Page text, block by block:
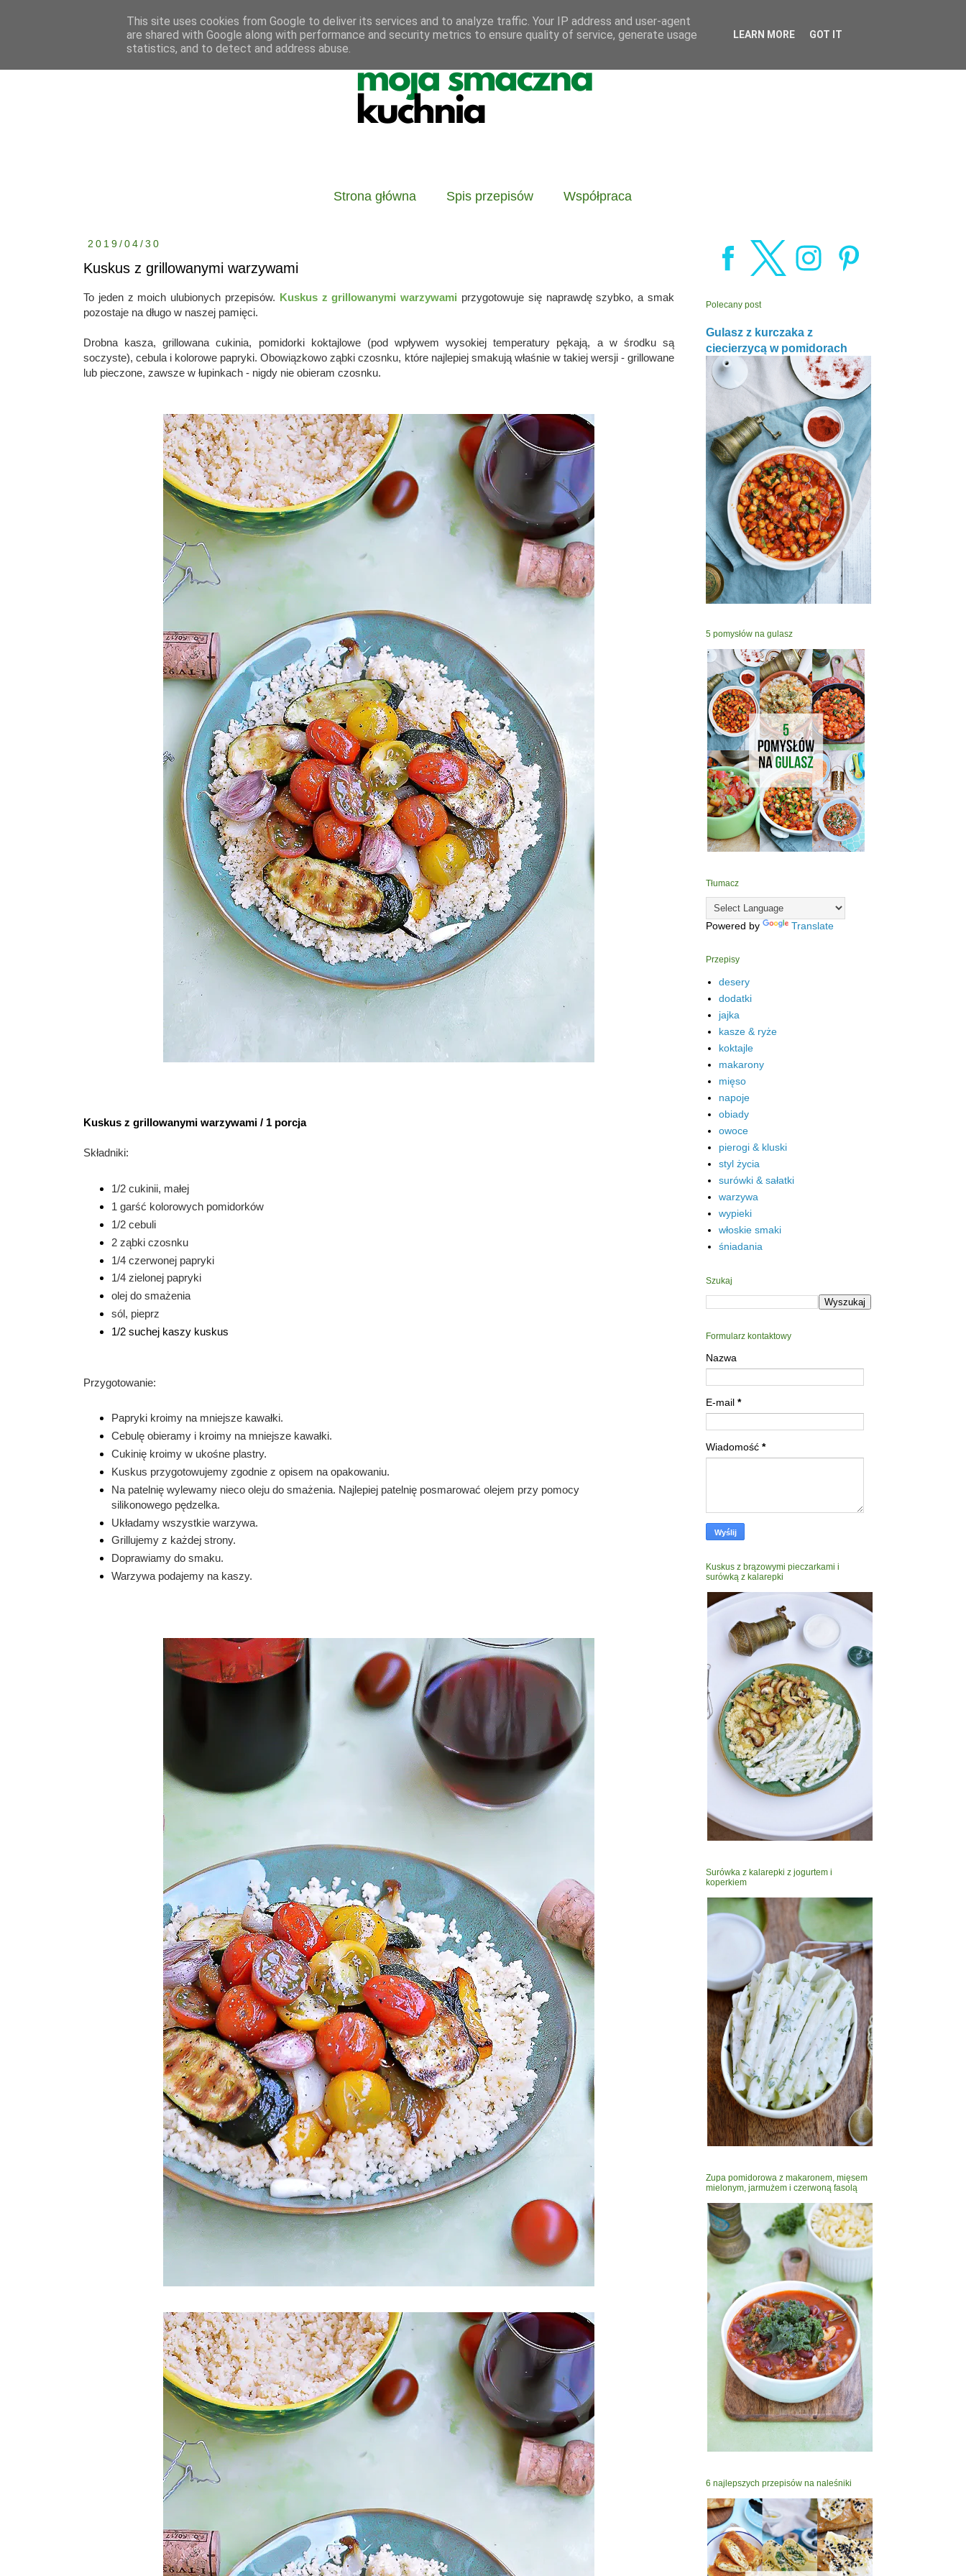
Strona główna Spis przepisów Współpraca
2019/04/30
Kuskus z grillowanymi warzywami
To jeden z moich ulubionych przepisów. Kuskus z grillowanymi warzywami przygotowuje się naprawdę szybko, a smak
pozostaje na długo w naszej pamięci.
Drobna kasza, grillowana cukinia, pomidorki koktajlowe (pod wpływem wysokiej temperatury pękają, a w środku są
soczyste), cebula i kolorowe papryki. Obowiązkowo ząbki czosnku, które najlepiej smakują właśnie w takiej wersji - grillowane
lub pieczone, zawsze w łupinkach - nigdy nie obieram czosnku.
Kuskus z grillowanymi warzywami / 1 porcja
Składniki:
1/2 cukinii, małej
1 garść kolorowych pomidorków
1/2 cebuli
2 ząbki czosnku
1/4 czerwonej papryki
1/4 zielonej papryki
olej do smażenia
sól, pieprz
1/2 suchej kaszy kuskus
Przygotowanie:
Papryki kroimy na mniejsze kawałki.
Cebulę obieramy i kroimy na mniejsze kawałki.
Cukinię kroimy w ukośne plastry.
Kuskus przygotowujemy zgodnie z opisem na opakowaniu.
Na patelnię wylewamy nieco oleju do smażenia. Najlepiej patelnię posmarować olejem przy pomocy
silikonowego pędzelka.
Układamy wszystkie warzywa.
Grillujemy z każdej strony.
Doprawiamy do smaku.
Warzywa podajemy na kaszy.
Polecany post
Gulasz z kurczaka z
ciecierzycą w pomidorach
5 pomysłów na gulasz
Tłumacz
Powered by Translate
Przepisy
desery
dodatki
jajka
kasze & ryże
koktajle
makarony
mięso
napoje
obiady
owoce
pierogi & kluski
styl życia
surówki & sałatki
warzywa
wypieki
włoskie smaki
śniadania
Szukaj
Formularz kontaktowy
Nazwa
E-mail *
Wiadomość *
Kuskus z brązowymi pieczarkami i
surówką z kalarepki
Surówka z kalarepki z jogurtem i
koperkiem
Zupa pomidorowa z makaronem, mięsem
mielonym, jarmużem i czerwoną fasolą
6 najlepszych przepisów na naleśniki
This site uses cookies from Google to deliver its services and to analyze traffic. Your IP address and user-agent
are shared with Google along with performance and security metrics to ensure quality of service, generate usage
statistics, and to detect and address abuse.
LEARN MORE GOT IT